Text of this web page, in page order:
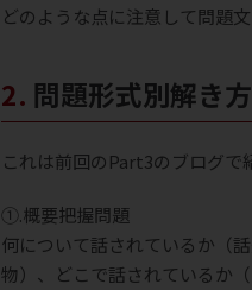
どのような点に注意して問題
2. 問題形式別解き
これは前回のPart3のブログで
①.概要把握問題
何について話されているか（
物）、どこで話されているか